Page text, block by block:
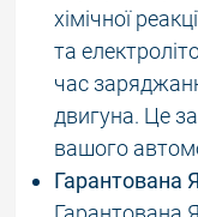
хімічної
та
час
двигуна. Це
вашого
Гарантована